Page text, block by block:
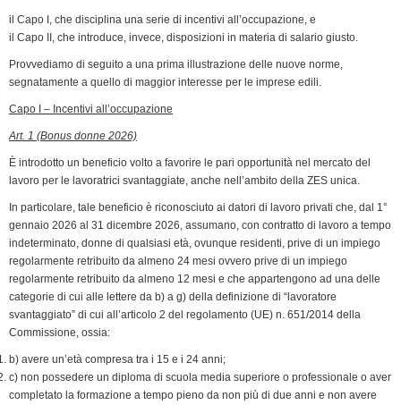
e
il Capo I, che disciplina una serie di incentivi all’occupazione, e
il Capo II, che introduce, invece, disposizioni in materia di salario giusto.
Provvediamo di seguito a una prima illustrazione delle nuove norme,
segnatamente a quello di maggior interesse per le imprese edili.
Capo I – Incentivi all’occupazione
Art. 1 (Bonus donne 2026)
È introdotto un beneficio volto a favorire le pari opportunità nel mercato del
lavoro per le lavoratrici svantaggiate, anche nell’ambito della ZES unica.
In particolare, tale beneficio è riconosciuto ai datori di lavoro privati che, dal 1°
gennaio 2026 al 31 dicembre 2026, assumano, con contratto di lavoro a tempo
indeterminato, donne di qualsiasi età, ovunque residenti, prive di un impiego
regolarmente retribuito da almeno 24 mesi ovvero prive di un impiego
regolarmente retribuito da almeno 12 mesi e che appartengono ad una delle
categorie di cui alle lettere da b) a g) della definizione di “lavoratore
svantaggiato” di cui all’articolo 2 del regolamento (UE) n. 651/2014 della
Commissione, ossia:
b) avere un’età compresa tra i 15 e i 24 anni;
c) non possedere un diploma di scuola media superiore o professionale o aver
completato la formazione a tempo pieno da non più di due anni e non avere